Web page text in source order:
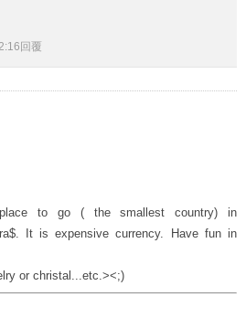
:16 回覆
to go ( the smallest country) in
It is expensive currency. Have fun in
or christal...etc.><;)